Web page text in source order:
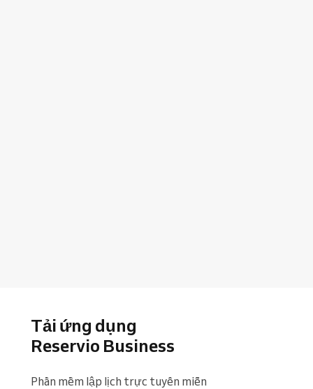
Tải ứng dụng
Reservio Business
Phần mềm lập lịch trực tuyến miễn